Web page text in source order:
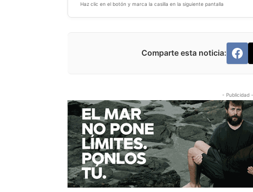
Haz clic en el botón y marca la casilla en la siguiente pantalla
Comparte esta noticia:
- Publicidad -